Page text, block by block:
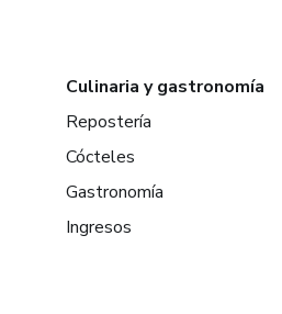
Culinaria y gastronomía
Repostería
Cócteles
Gastronomía
Ingresos